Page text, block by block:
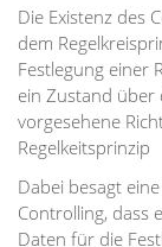
Die Existenz des
dem
Festlegung einer
ein Zustand über
vorgesehene
Regelkeitsprinzip
Dabei besagt
Controlling, dass
Daten für die